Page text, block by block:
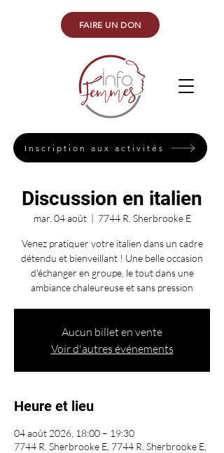
FAIRE UN DON
Inscription aux activités
Discussion en italien
mar. 04 août
  |
7744 R. Sherbrooke E
Venez pratiquer votre italien dans un cadre
détendu et bienveillant ! Une belle occasion
d'échanger en groupe, le tout dans une
ambiance chaleureuse et sans pression
Aucun billet en vente
Voir d'autres événements
Heure et lieu
04 août 2026, 18:00 – 19:30
7744 R. Sherbrooke E, 7744 R. Sherbrooke E,